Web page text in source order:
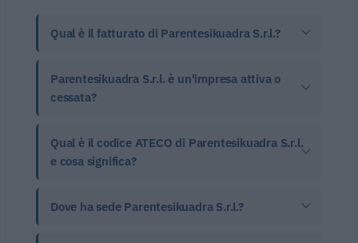
Qual è il fatturato di Parentesikuadra S.r.l.?
Parentesikuadra S.r.l. è un'impresa attiva o
cessata?
Qual è il codice ATECO di Parentesikuadra S.r.l.
e cosa significa?
Dove ha sede Parentesikuadra S.r.l.?